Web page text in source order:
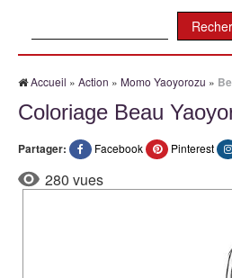
Accueil » Action » Momo Yaoyorozu »
Coloriage Beau
Partager: Facebook Pinterest
280 vues